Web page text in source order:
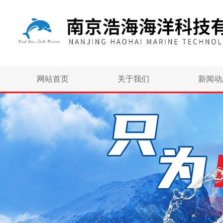
网站首页 关于我们 新闻